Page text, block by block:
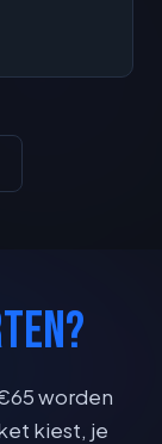
worden
kiest, je